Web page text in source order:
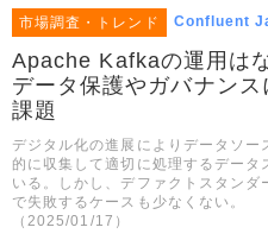
市場調査・トレンド Confluent
Apache Kafkaの運用は
データ保護やガバナン
課題
デジタル化の進展によりデータソ
的に収集して適切に処理するデー
いる。しかし、デファクトスタン
で失敗するケースも少なくない。
（2025/01/17）